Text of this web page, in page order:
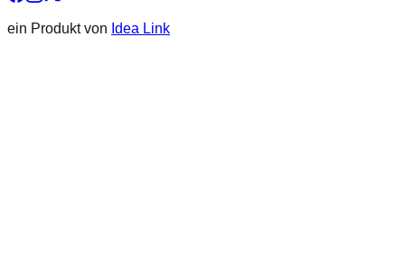
ein Produkt von Idea Link